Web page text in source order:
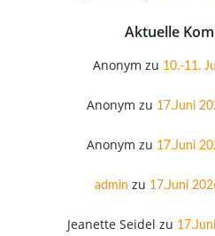
Aktuelle
Anonym zu 10.-11.
Anonym zu 17.Juni
Anonym zu 17.Juni
admin zu 17.Juni
Jeanette Seidel zu